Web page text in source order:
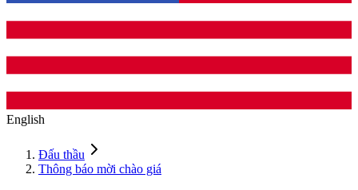
English
Đấu thầu
Thông báo mời chào giá